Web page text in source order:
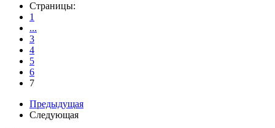
Страницы:
1
...
3
4
5
6
7
Предыдущая
Следующая